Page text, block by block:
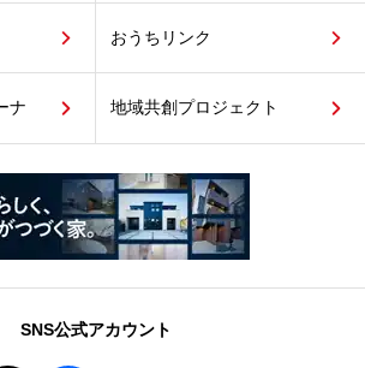
おうちリンク
ナ 地域共創プロジェクト
SNS公式アカウント